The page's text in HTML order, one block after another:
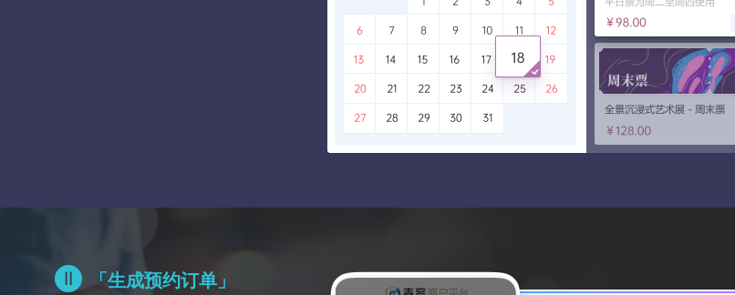
「生成预约订单」